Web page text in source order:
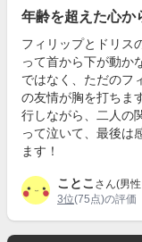
年齢を超えた心か
フィリップとドリス
って首から下が動か
ではなく、ただのフ
の友情が胸を打ちま
行しながら、二人の
って泣いて、最後は
ます！
ことこ さん(男
3位(75点)の評価